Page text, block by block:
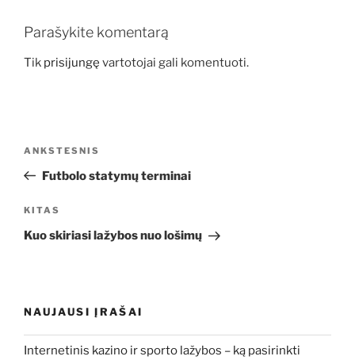
Parašykite komentarą
Tik prisijungę vartotojai gali komentuoti.
įrašų
Ankstesnis
įrašas
ANKSTESNIS
Futbolo statymų terminai
Kitas
įrašas
KITAS
Kuo skiriasi lažybos nuo lošimų
NAUJAUSI ĮRAŠAI
Internetinis kazino ir sporto lažybos – ką pasirinkti